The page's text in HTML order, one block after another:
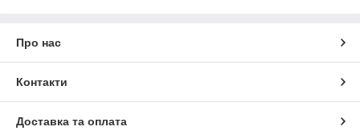
Про нас
Контакти
Доставка та оплата